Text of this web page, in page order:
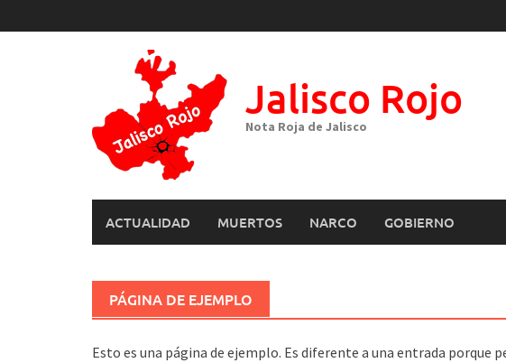
to
Jalisco Rojo
Nota Roja de Jalisco
ACTUALIDAD MUERTOS NARCO GOBIERNO
PÁGINA DE EJEMPLO
Esto es una página de ejemplo. Es diferente a una entrada porque